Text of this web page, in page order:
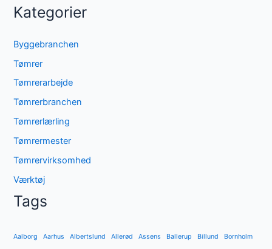
Kategorier
Byggebranchen
Tømrer
Tømrerarbejde
Tømrerbranchen
Tømrerlærling
Tømrermester
Tømrervirksomhed
Værktøj
Tags
Aalborg Aarhus Albertslund Allerød Assens Ballerup Billund Bornholm